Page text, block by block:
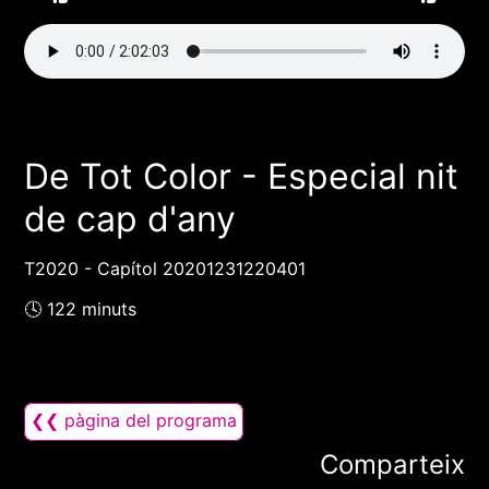
De Tot Color - Especial nit
de cap d'any
T2020 - Capítol 20201231220401
🕓 122 minuts
❮❮ pàgina del programa
Comparteix